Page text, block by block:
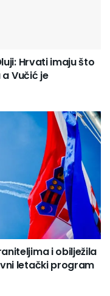
Hrvati imaju što
Vučić je
i obilježila
letački program